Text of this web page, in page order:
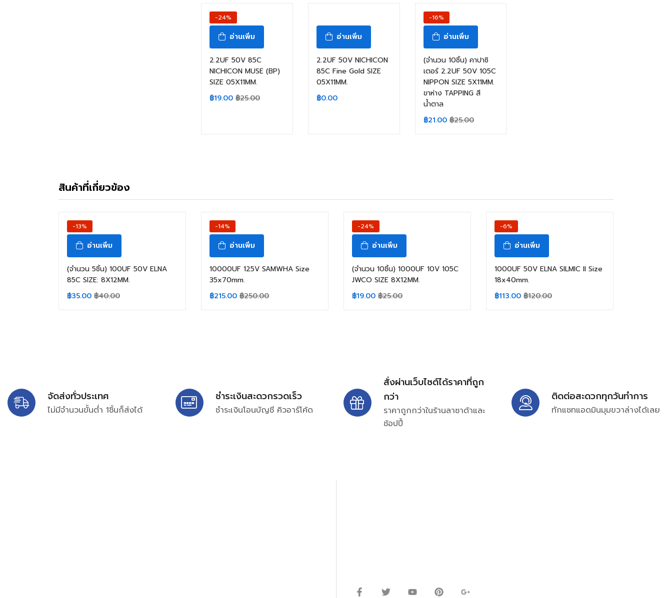
-24%
อ่านเพิ่ม
2.2UF 50V 85C
NICHICON MUSE (BP)
SIZE 05X11MM.
฿19.00 ฿25.00
อ่านเพิ่ม
2.2UF 50V NICHICON
85C Fine Gold SIZE
05X11MM.
฿0.00
-16%
อ่านเพิ่ม
(จำนวน 10ชิ้น) คาปาซิ
เตอร์ 2.2UF 50V 105C
NIPPON SIZE 5X11MM.
ขาห่าง TAPPING สี
น้ำตาล
฿21.00 ฿25.00
สินค้าที่เกี่ยวข้อง
-13%
อ่านเพิ่ม
(จำนวน 5ชิ้น) 100UF 50V ELNA
85C SIZE: 8X12MM.
฿35.00 ฿40.00
-14%
อ่านเพิ่ม
10000UF 125V SAMWHA Size
35x70mm.
฿215.00 ฿250.00
-24%
อ่านเพิ่ม
(จำนวน 10ชิ้น) 1000UF 10V 105C
JWCO SIZE 8X12MM.
฿19.00 ฿25.00
-6%
อ่านเพิ่ม
1000UF 50V ELNA SILMIC II Size
18x40mm.
฿113.00 ฿120.00
จัดส่งทั่วประเทศ
ไม่มีจำนวนขั้นต่ำ 1ชิ้นก็ส่งได้
ชำระเงินสะดวกรวดเร็ว
ชำระเงินโอนบัญชี คิวอาร์โค้ด
สั่งผ่านเว็บไซต์ได้ราคาที่ถูก
กว่า
ราคาถูกกว่าในร้านลาซาด้าและ
ช้อปปี้
ติดต่อสะดวกทุกวันทำการ
ทักแชทแอดมินมุมขวาล่างได้เลย